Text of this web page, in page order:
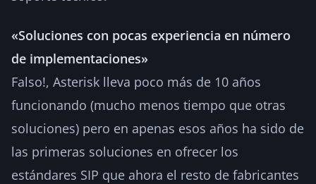
«Soluciones con pocas experiencia en número
de implementaciones»
Falso!, Asterisk lleva poco más de 10 años
funcionando (mucho menos tiempo que otras
soluciones) pero en apenas esos años ha sido de
las primeras soluciones en ofrecer los
estándares SIP que ahora el resto de fabricantes